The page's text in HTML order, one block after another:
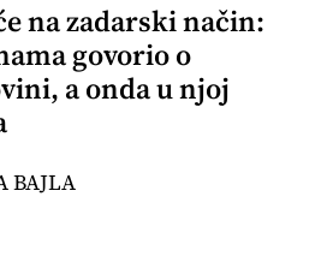
na zadarski način:
govorio o
a onda u njoj
BAJLA